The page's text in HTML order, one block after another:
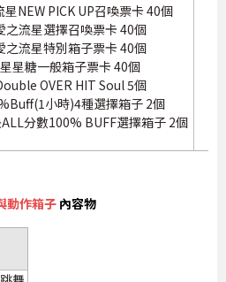
星NEW PICK UP召喚票卡 40個
之流星選擇召喚票卡 40個
之流星特別箱子票卡 40個
星星糖一般箱子票卡 40個
OVER HIT Soul 5個
小時)4種選擇箱子 2個
分數100% BUFF選擇箱子 2個
動作箱子 內容物